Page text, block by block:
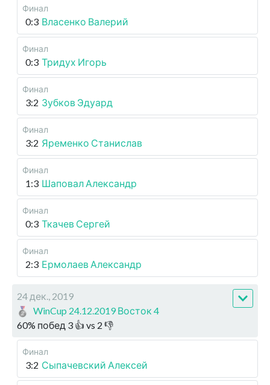
Финал
0:3 Власенко Валерий
Финал
0:3 Тридух Игорь
Финал
3:2 Зубков Эдуард
Финал
3:2 Яременко Станислав
Финал
1:3 Шаповал Александр
Финал
0:3 Ткачев Сергей
Финал
2:3 Ермолаев Александр
24 дек., 2019
WinCup 24.12.2019 Восток 4
60% побед 3 👍 vs 2 👎
Финал
3:2 Сыпачевский Алексей